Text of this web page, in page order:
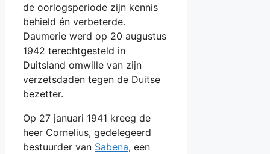
de oorlogsperiode zijn kennis
behield én verbeterde.
Daumerie werd op 20 augustus
1942 terechtgesteld in
Duitsland omwille van zijn
verzetsdaden tegen de Duitse
bezetter.
Op 27 januari 1941 kreeg de
heer Cornelius, gedelegeerd
bestuurder van Sabena, een